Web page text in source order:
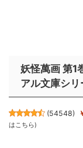
妖怪萬画 第1
アル文庫シリ
(54548)
はこちら)